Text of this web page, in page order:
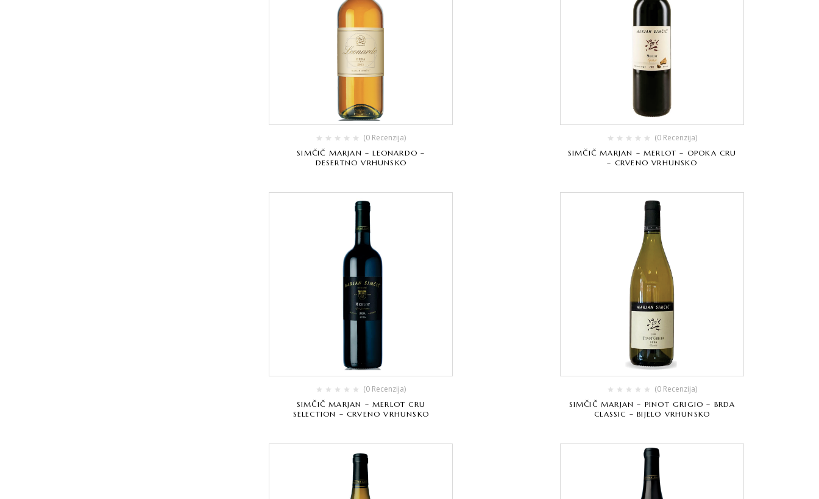
(0 Recenzija)
SIMČIČ MARJAN – LEONARDO –
DESERTNO VRHUNSKO
(0 Recenzija)
SIMČIČ MARJAN – MERLOT – OPOKA CRU
– CRVENO VRHUNSKO
(0 Recenzija)
SIMČIČ MARJAN – MERLOT CRU
SELECTION – CRVENO VRHUNSKO
(0 Recenzija)
SIMČIČ MARJAN – PINOT GRIGIO – BRDA
CLASSIC – BIJELO VRHUNSKO